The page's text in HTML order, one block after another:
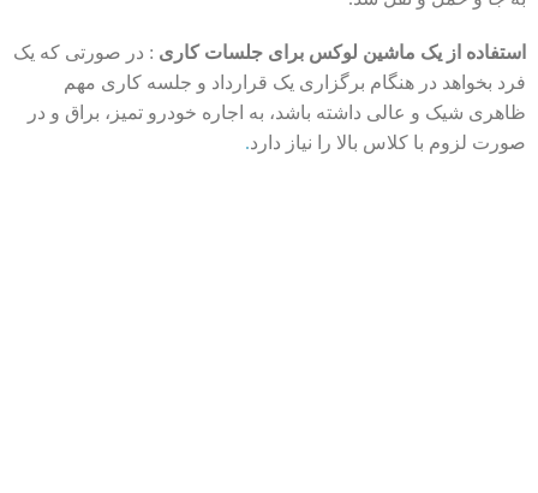
استفاده از یک ماشین لوکس برای جلسات کاری : در صورتی که یک
فرد بخواهد در هنگام برگزاری یک قرارداد و جلسه کاری مهم
ظاهری شیک و عالی داشته باشد، به اجاره خودرو تمیز، براق و در
صورت لزوم با کلاس بالا را نیاز دارد.